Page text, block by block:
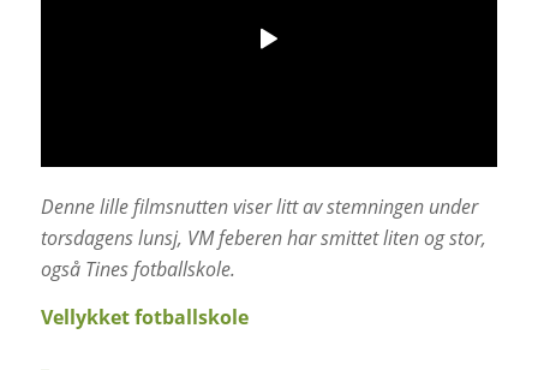
Denne lille filmsnutten viser litt av stemningen under
torsdagens lunsj, VM feberen har smittet liten og stor,
også Tines fotballskole.
Vellykket fotballskole